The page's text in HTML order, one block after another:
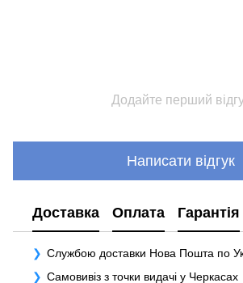
Додайте перший
Написати відгук
Доставка Оплата Гарантія
Службою доставки Нова Пошта по
Самовивіз з точки видачі у Черкасах